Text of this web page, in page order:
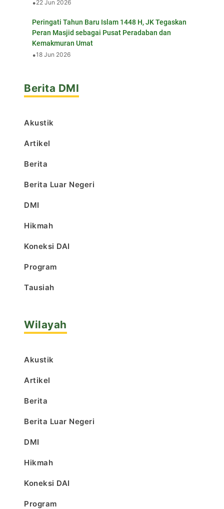
•22 Jun 2026
Peringati Tahun Baru Islam 1448 H, JK Tegaskan
Peran Masjid sebagai Pusat Peradaban dan
Kemakmuran Umat
•18 Jun 2026
Berita DMI
Akustik
Artikel
Berita
Berita Luar Negeri
DMI
Hikmah
Koneksi DAI
Program
Tausiah
Wilayah
Akustik
Artikel
Berita
Berita Luar Negeri
DMI
Hikmah
Koneksi DAI
Program